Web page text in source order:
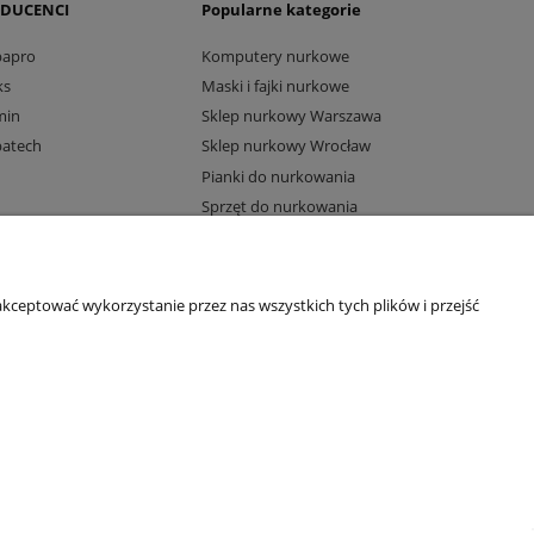
Popularne kategorie
Komputery nurkowe
Maski i fajki nurkowe
Sklep nurkowy Warszawa
Sklep nurkowy Wrocław
Pianki do nurkowania
Sprzęt do nurkowania
wykorzystanie przez nas wszystkich tych plików i przejść